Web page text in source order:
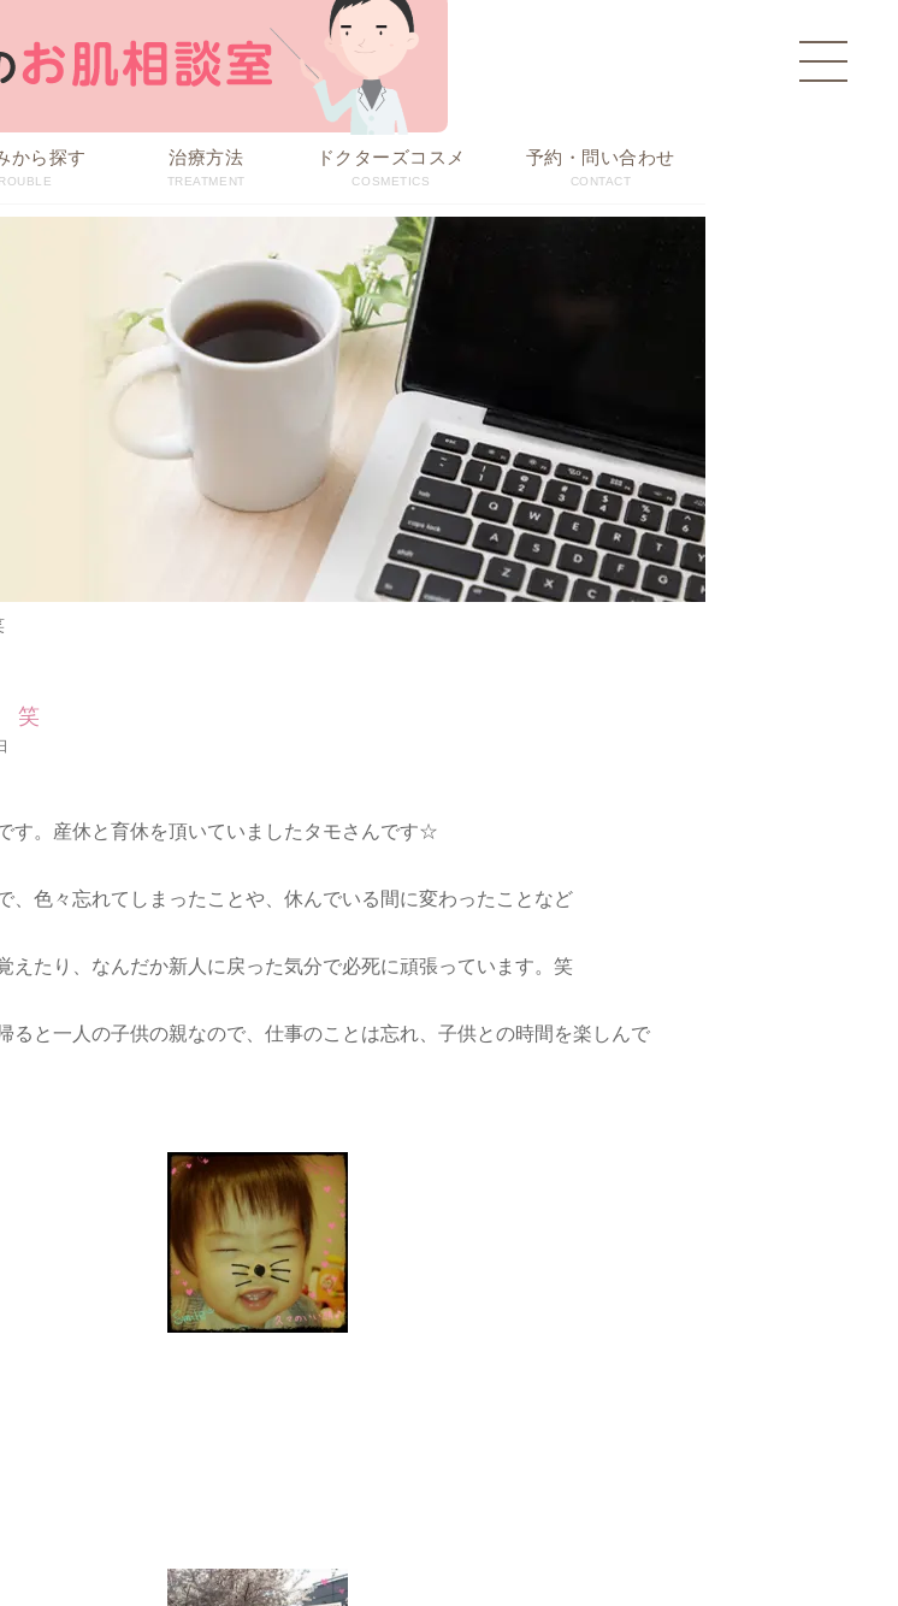
から探す 治療方法
TREATMENT
ドクターズコスメ
COSMETICS
予約・問い合わせ
CONTACT
toggle
笑
す。産休と育休を頂いていましたタモさんです☆
、色々忘れてしまったことや、休んでいる間に変わったことなど
えたり、なんだか新人に戻った気分で必死に頑張っています。笑
ると一人の子供の親なので、仕事のことは忘れ、子供との時間を楽しんで